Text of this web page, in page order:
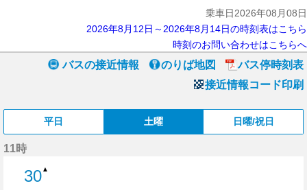
乗車日2026年08月08日
2026年8月12日～2026年8月14日の時刻表はこちら
時刻のお問い合わせはこちらへ
バスの接近情報 のりば地図
バス停時刻表
接近情報コード印刷
平日 土曜 日曜/祝日
11時
30▲